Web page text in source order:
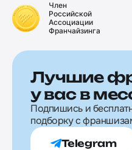
Член
Российской
Ассоциации
Франчайзинга
Лучшие
у вас в
Подпишись и
подборку с
Telegram